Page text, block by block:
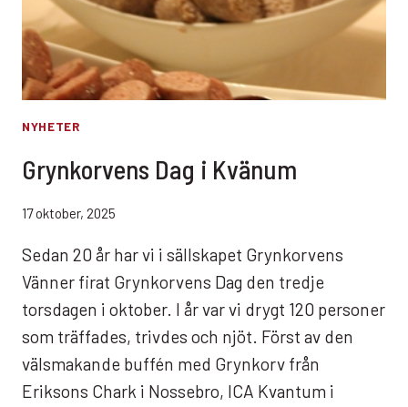
NYHETER
Grynkorvens Dag i Kvänum
17 oktober, 2025
Sedan 20 år har vi i sällskapet Grynkorvens
Vänner firat Grynkorvens Dag den tredje
torsdagen i oktober. I år var vi drygt 120 personer
som träffades, trivdes och njöt. Först av den
välsmakande buffén med Grynkorv från
Eriksons Chark i Nossebro, ICA Kvantum i